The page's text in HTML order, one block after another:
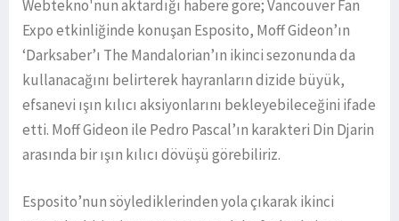
Webtekno'nun aktardığı habere göre; Vancouver Fan
Expo etkinliğinde konuşan Esposito, Moff Gideon’ın
‘Darksaber’ı The Mandalorian’ın ikinci sezonunda da
kullanacağını belirterek hayranların dizide büyük,
efsanevi ışın kılıcı aksiyonlarını bekleyebileceğini ifade
etti. Moff Gideon ile Pedro Pascal’ın karakteri Din Djarin
arasında bir ışın kılıcı dövüşü görebiliriz.
Esposito’nun söylediklerinden yola çıkarak ikinci